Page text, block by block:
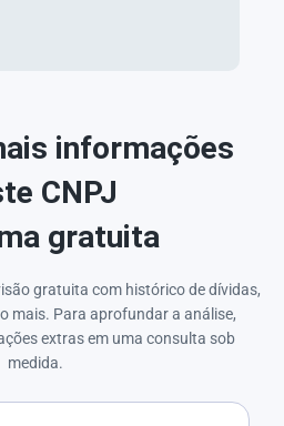
informações
CNPJ
gratuita
gratuita com histórico de dívidas,
mais. Para aprofundar a análise,
extras em uma consulta sob
medida.